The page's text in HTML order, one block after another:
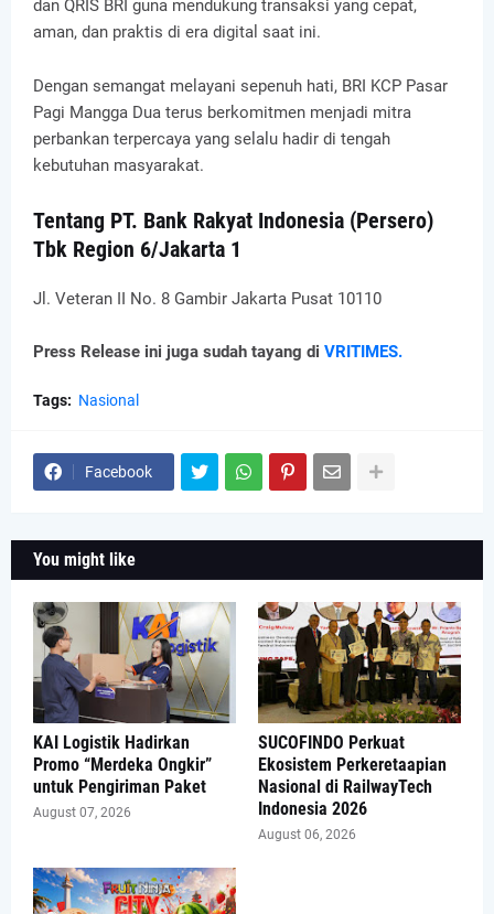
dan QRIS BRI guna mendukung transaksi yang cepat,
aman, dan praktis di era digital saat ini.
Dengan semangat melayani sepenuh hati, BRI KCP Pasar
Pagi Mangga Dua terus berkomitmen menjadi mitra
perbankan terpercaya yang selalu hadir di tengah
kebutuhan masyarakat.
Tentang PT. Bank Rakyat Indonesia (Persero)
Tbk Region 6/Jakarta 1
Jl. Veteran II No. 8 Gambir Jakarta Pusat 10110
Press Release ini juga sudah tayang di VRITIMES.
Tags: Nasional
Facebook
You might like
KAI Logistik Hadirkan
Promo “Merdeka Ongkir”
untuk Pengiriman Paket
August 07, 2026
SUCOFINDO Perkuat
Ekosistem Perkeretaapian
Nasional di RailwayTech
Indonesia 2026
August 06, 2026